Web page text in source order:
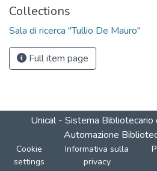
Collections
Sala di ricerca "Tullio De Mauro"
Full item page
Unical - Sistema
Automazione
Cookie
settings
Informativa sulla
privacy